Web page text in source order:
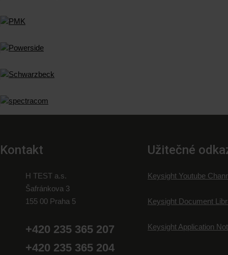
Kontakt
H TEST a.s.
Šafránkova 3
155 00 Praha 5
+420 235 365 207
+420 235 365 204
Užitečné
Keysight Youtube
Keysight Document
Keysight Application